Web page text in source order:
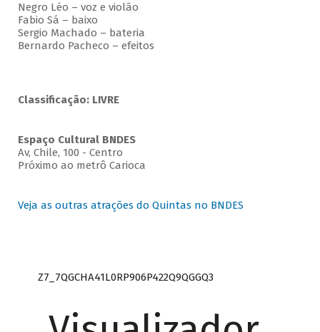
Negro Léo – voz e violão
Fabio Sá – baixo
Sergio Machado – bateria
Bernardo Pacheco – efeitos
Classificação: LIVRE
Espaço Cultural BNDES
Av, Chile, 100 - Centro
Próximo ao metrô Carioca
Veja as outras atrações do Quintas no BNDES
Z7_7QGCHA41L0RP906P422Q9QGGQ3